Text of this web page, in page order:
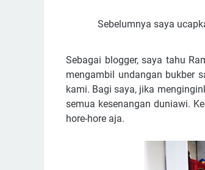
Sebelumnya saya
Sebagai blogger, saya tahu
mengambil undangan bukber
kami. Bagi saya, jika
semua kesenangan duniawi.
hore-hore aja.